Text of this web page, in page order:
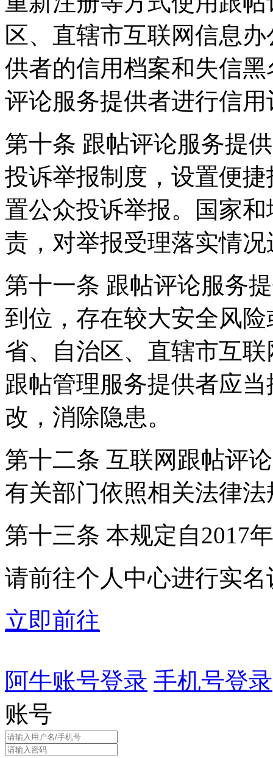
区、直辖市互联网信息
供者的信用档案和失信
评论服务提供者进行信用
第十条 跟帖评论服务提
投诉举报制度，设置便
置公众投诉举报。国家
责，对举报受理落实情
第十一条 跟帖评论服务
到位，存在较大安全风
省、自治区、直辖市互
跟帖管理服务提供者应
改，消除隐患。
第十二条 互联网跟帖评
有关部门依照相关法律
第十三条 本规定自2017
请前往个人中心进行实名
立即前往
阿牛账号登录 手机号登录
账号